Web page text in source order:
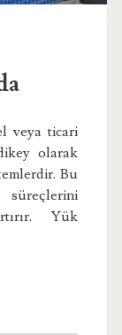
veya ticari
olarak
Bu
Yük